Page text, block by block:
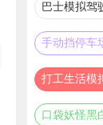
巴士模拟驾
戏合集
手动挡停车
打工生活模
口袋妖怪黑